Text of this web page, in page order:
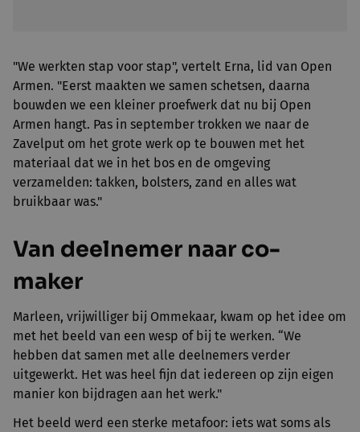
"We werkten stap voor stap", vertelt Erna, lid van Open
Armen. "Eerst maakten we samen schetsen, daarna
bouwden we een kleiner proefwerk dat nu bij Open
Armen hangt. Pas in september trokken we naar de
Zavelput om het grote werk op te bouwen met het
materiaal dat we in het bos en de omgeving
verzamelden: takken, bolsters, zand en alles wat
bruikbaar was."
Van deelnemer naar co-
maker
Marleen, vrijwilliger bij Ommekaar, kwam op het idee om
met het beeld van een wesp of bij te werken. “We
hebben dat samen met alle deelnemers verder
uitgewerkt. Het was heel fijn dat iedereen op zijn eigen
manier kon bijdragen aan het werk."
Het beeld werd een sterke metafoor: iets wat soms als